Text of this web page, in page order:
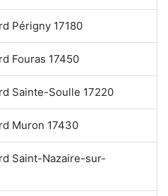
Périgny 17180
Fouras 17450
Sainte-Soulle 17220
Muron 17430
Saint-Nazaire-sur-